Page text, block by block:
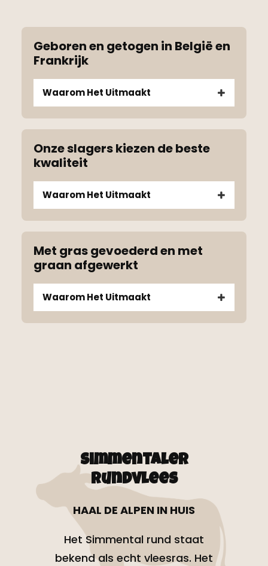
Geboren en getogen in België en
Frankrijk
Waarom Het Uitmaakt
Onze slagers kiezen de beste
kwaliteit
Waarom Het Uitmaakt
Met gras gevoederd en met
graan afgewerkt
Waarom Het Uitmaakt
Simmentaler
rundvlees
HAAL DE ALPEN IN HUIS
Het Simmental rund staat
bekend als echt vleesras. Het